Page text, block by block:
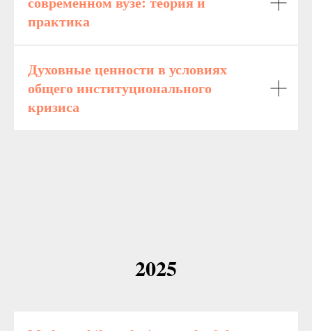
практика
Духовные ценности в условиях
общего институционального
кризиса
2025